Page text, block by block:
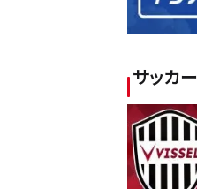
サッカー